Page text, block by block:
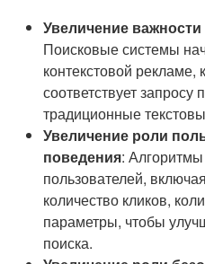
Увеличение
Поисковые системы
контекстовой рекламе,
соответствует запросу
традиционные
Увеличение роли
поведения:
пользователей,
количество кликов,
параметры, чтобы
поиска.